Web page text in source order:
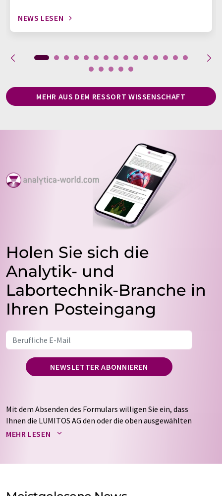
NEWS LESEN
MEHR AUS DEM RESSORT WISSENSCHAFT
Holen Sie sich die
Analytik- und
Labortechnik-Branche in
Ihren Posteingang
NEWSLETTER ABONNIEREN
Mit dem Absenden des Formulars willigen Sie ein, dass
Ihnen die LUMITOS AG den oder die oben ausgewählten
Newsletter per E-Mail zusendet. Ihre Daten werden
auf Basis unsererDatenschutzerklärung. LUMITOS darf
Meinungsforschung per E-Mail kontaktieren. Ihre
MEHR LESEN